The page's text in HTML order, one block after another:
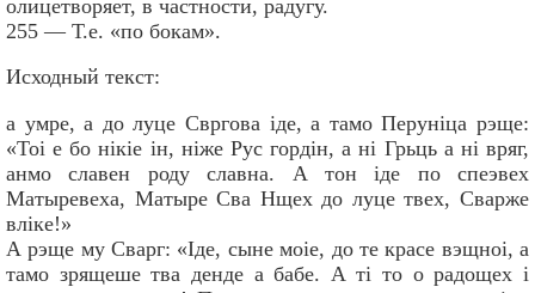
олицетворяет, в частности, радугу.
255 — Т.е. «по бокам».
Исходный текст:
а умре, а до луце Свргова iде, а тамо Перунiца рэще:
«Тоi е бо нiкiе iн, нiже Рус гордiн, а нi Грьць а нi вряг,
анмо славен роду славна. А тон iде по спеэвех
Матыревеха, Матыре Сва Нщех до луце твех, Сварже
влiке!»
А рэще му Сварг: «Iде, сыне моiе, до те красе вэщноi, а
тамо зрящеше тва денде а бабе. А тi то о радощех i